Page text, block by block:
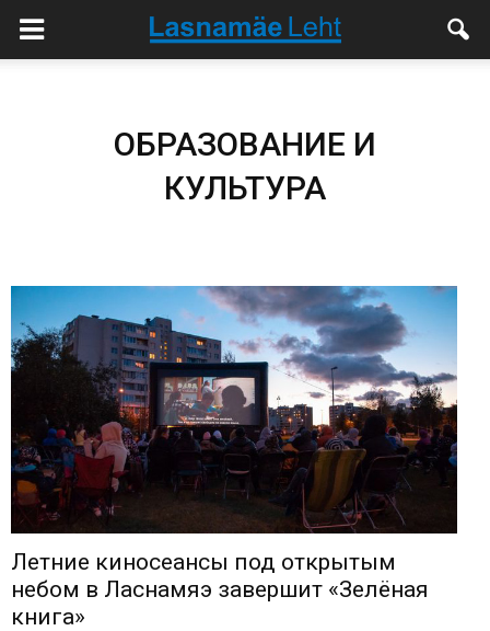
ОБРАЗОВАНИЕ И
КУЛЬТУРА
Летние киносеансы под открытым
небом в Ласнамяэ завершит «Зелёная
книга»